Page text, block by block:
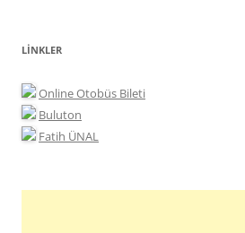
LINKLER
Online Otobüs Bileti
Buluton
Fatih ÜNAL